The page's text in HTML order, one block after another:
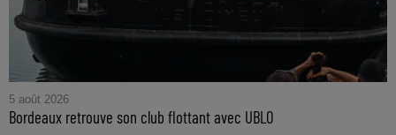
5 août 2026
Bordeaux retrouve son club flottant avec UBLO